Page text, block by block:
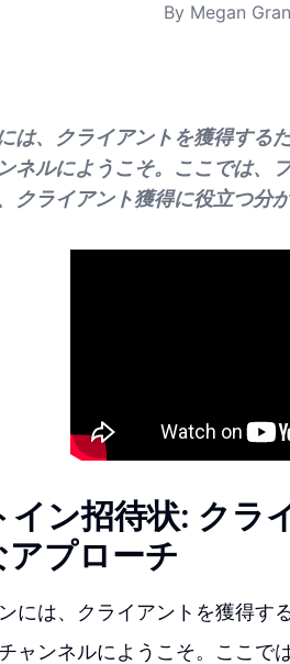
By Megan
は、クライアントを獲得する
ネルにようこそ。ここでは、
クライアント獲得に役立つ分
イン招待状: クラ
アプローチ
には、クライアントを獲得す
ャンネルにようこそ。ここで